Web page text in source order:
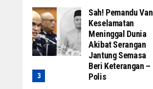
Sah! Pemandu Van
Keselamatan
Meninggal Dunia
Akibat Serangan
Jantung Semasa
Beri Keterangan –
Polis